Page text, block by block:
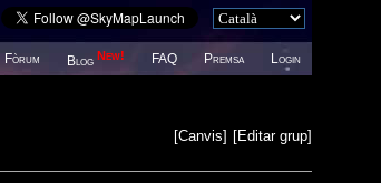
Fòrum Blog New! FAQ Premsa Login
[Editar grup]
[Canvis]